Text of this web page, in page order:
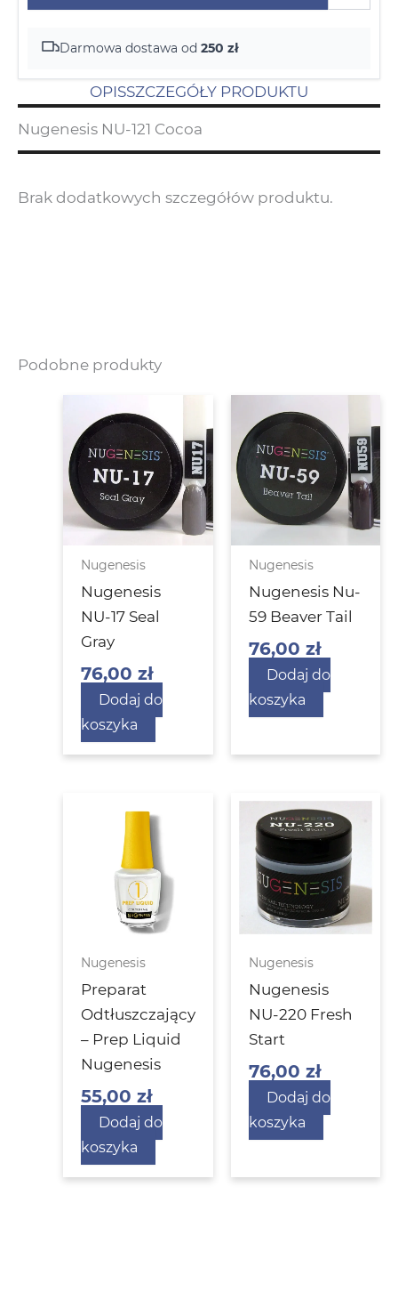
Darmowa dostawa od 250 zł
OPISSZCZEGÓŁY PRODUKTU
Nugenesis NU-121 Cocoa
Brak dodatkowych szczegółów produktu.
Podobne produkty
Nugenesis
Nugenesis
NU-17 Seal
Gray
76,00zł
Dodaj do
koszyka
Nugenesis
Nugenesis Nu-
59 Beaver Tail
76,00 zł
Dodaj do
koszyka
Nugenesis
Preparat
Odtłuszczający
– Prep Liquid
Nugenesis
55,00zł
Dodaj do
koszyka
Nugenesis
Nugenesis
NU-220 Fresh
Start
76,00 zł
Dodaj do
koszyka